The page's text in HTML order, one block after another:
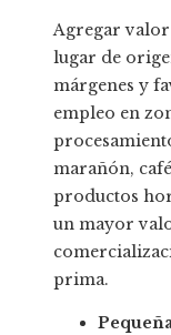
Agregar
lugar de
márgenes y
empleo en
marañón,
productos
un mayor
prima.